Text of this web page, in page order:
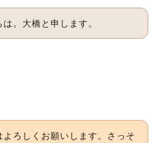
。大橋と申します。
よろしくお願いします。さっそ